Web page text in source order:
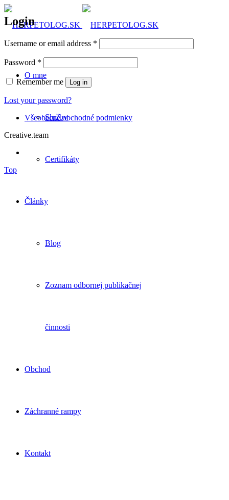
O mne
Služby
Certifikáty
Články
Blog
Zoznam odbornej publikačnej
činnosti
Obchod
Záchranné rampy
Kontakt
Login
Username or email address *
Password *
Remember me Log in
Lost your password?
Všeobecné obchodné podmienky
Creative.team
Top